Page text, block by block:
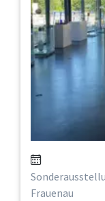
Frauenau